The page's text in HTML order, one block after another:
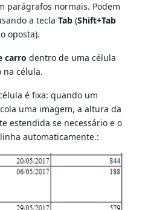
parágrafos normais. Podem
a teclaTab (Shift+Tab
oposta).
carro dentro de uma célula
na célula.
é fixa: quando um
uma imagem, a altura da
estendida se necessário e o
automaticamente.: